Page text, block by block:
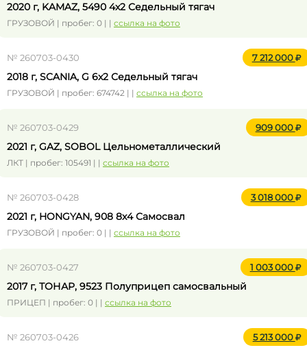
2020 г, KAMAZ, 5490 4x2 Седельный тягач
ГРУЗОВОЙ | пробег: 0 | | ссылка на фото
№ 260703-0430 7 212 000
2018 г, SCANIA, G 6x2 Седельный тягач
ГРУЗОВОЙ | пробег: 674742 | | ссылка на фото
№ 260703-0429 909 000
2021 г, GAZ, SOBOL Цельнометаллический
ЛКТ | пробег: 105491 | | ссылка на фото
№ 260703-0428 3 018 000
2021 г, HONGYAN, 908 8x4 Самосвал
ГРУЗОВОЙ | пробег: 0 | | ссылка на фото
№ 260703-0427 1 003 000
2017 г, ТОНАР, 9523 Полуприцеп самосвальный
ПРИЦЕП | пробег: 0 | | ссылка на фото
№ 260703-0426 5 213 000